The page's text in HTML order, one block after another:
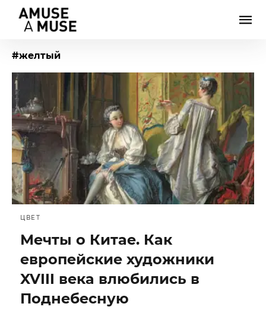
#желтый
ЦВЕТ
Мечты о Китае. Как
европейские художники
XVIII века влюбились в
Поднебесную